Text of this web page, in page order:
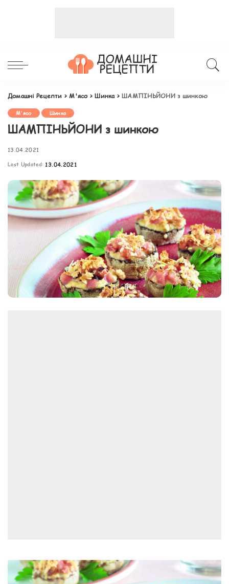
Домашні Рецепти >М'ясо>Шинка>ШАМПІНЬЙОНИ з шинкою
М'ясо Шинка
ШАМПІНЬЙОНИ з шинкою
13.04.2021
Last Updated: 13.04.2021